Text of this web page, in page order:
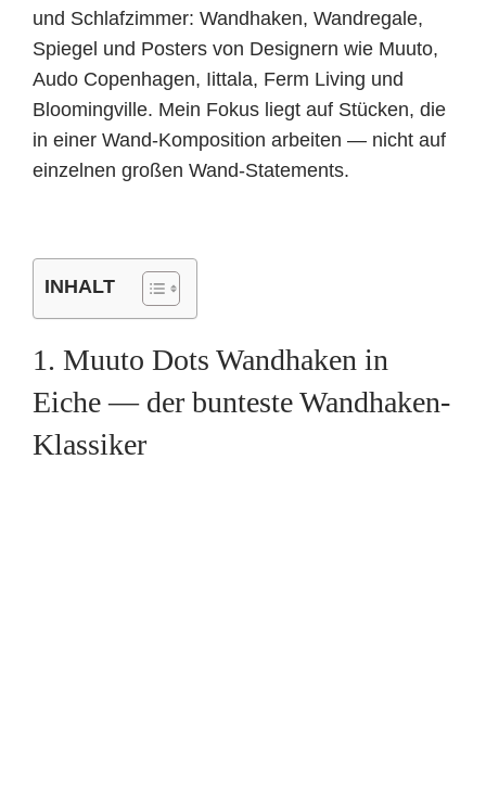
und Schlafzimmer: Wandhaken, Wandregale,
Spiegel und Posters von Designern wie Muuto,
Audo Copenhagen, Iittala, Ferm Living und
Bloomingville. Mein Fokus liegt auf Stücken, die
in einer Wand-Komposition arbeiten — nicht auf
einzelnen großen Wand-Statements.
INHALT
1. Muuto Dots Wandhaken in
Eiche — der bunteste Wandhaken-
Klassiker